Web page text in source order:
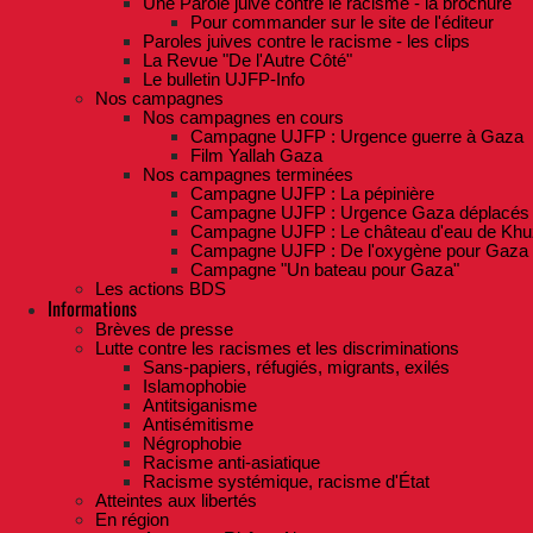
Pour commander sur le site de l'éditeur
Paroles juives contre le racisme - les clips
La Revue "De l'Autre Côté"
Le bulletin UJFP-Info
Nos campagnes
Nos campagnes en cours
Campagne UJFP : Urgence guerre à Gaza
Film Yallah Gaza
Nos campagnes terminées
Campagne UJFP : La pépinière
Campagne UJFP : Urgence Gaza déplacés
Campagne UJFP : Le château d'eau de
Campagne UJFP : De l'oxygène pour Gaza
Campagne "Un bateau pour Gaza"
Les actions BDS
Informations
Brèves de presse
Lutte contre les racismes et les discriminations
Sans-papiers, réfugiés, migrants, exilés
Islamophobie
Antitsiganisme
Antisémitisme
Négrophobie
Racisme anti-asiatique
Racisme systémique, racisme d'État
Atteintes aux libertés
En région